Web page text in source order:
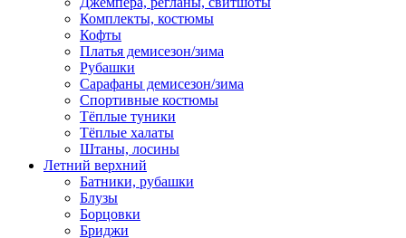
Комплекты, костюмы
Кофты
Платья демисезон/зима
Рубашки
Сарафаны демисезон/зима
Спортивные костюмы
Тёплые туники
Тёплые халаты
Штаны, лосины
Летний верхний
Батники, рубашки
Блузы
Борцовки
Бриджи